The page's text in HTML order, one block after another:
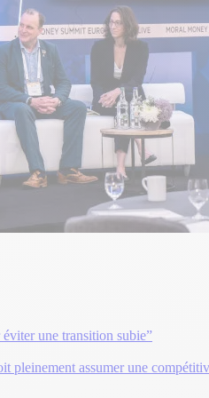
une transition subie”
pleinement assumer une